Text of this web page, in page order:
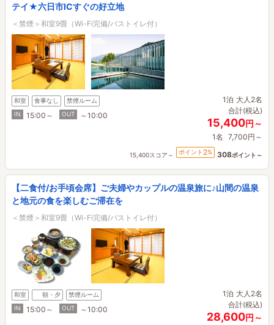
テイ★六日市ICすぐの好立地
＜禁煙＞和室9畳（Wi-Fi完備/バストイレ付）
和室 食事なし
禁煙ルーム
IN
15:00～ OUT ～10:00
1泊 大人2名
合計(税込)
15,400円～
1名 7,700円～
15,400スコア～ ポイント 2% 308ポイント～
【二食付/お手頃会席】ご夫婦やカップルの温泉旅に♪山間の温泉
と地元の食を楽しむご滞在を
＜禁煙＞和室9畳（Wi-Fi完備/バストイレ付）
和室 朝・夕
禁煙ルーム
IN
15:00～ OUT ～10:00
1泊 大人2名
合計(税込)
28,600円～